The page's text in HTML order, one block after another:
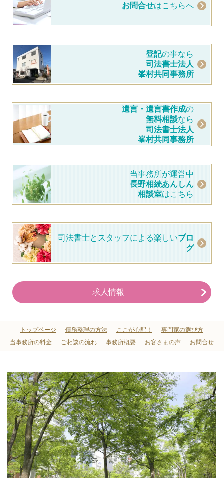
お問合せはこちらへ
登記の事なら
司法書士法人
峯村共同事務所
遺言・遺言書作成の
無料相談なら
司法書士法人
峯村共同事務所
当事務所が運営中
長野相続あんしん
相談室はこちら
司法書士とスタッフによる楽しいブロ
グ
求人情報
トップページ 債務整理の方法 ここが心配！
専門家の選び方
当事務所の料金
ご相談の流れ 事務所概要 お客さまの声 お問合せ